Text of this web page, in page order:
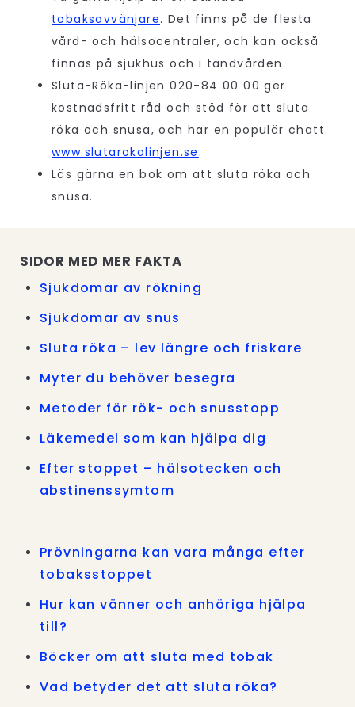
tobaksavvänjare. Det finns på de flesta
vård- och hälsocentraler, och kan också
finnas på sjukhus och i tandvården.
Sluta-Röka-linjen 020-84 00 00 ger
kostnadsfritt råd och stöd för att sluta
röka och snusa, och har en populär chatt.
www.slutarokalinjen.se .
Läs gärna en bok om att sluta röka och
snusa.
SIDOR MED MER FAKTA
Sjukdomar av rökning
Sjukdomar av snus
Sluta röka – lev längre och friskare
Myter du behöver besegra
Metoder för rök- och snusstopp
Läkemedel som kan hjälpa dig
Efter stoppet – hälsotecken och
abstinenssymtom
Prövningarna kan vara många efter
tobaksstoppet
Hur kan vänner och anhöriga hjälpa
till?
Böcker om att sluta med tobak
Vad betyder det att sluta röka?